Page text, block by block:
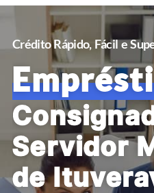
Crédito Rápido, Fácil e
Servidor
de